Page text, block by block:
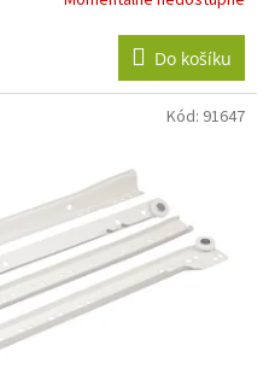
Do košíku
Kód: 91647